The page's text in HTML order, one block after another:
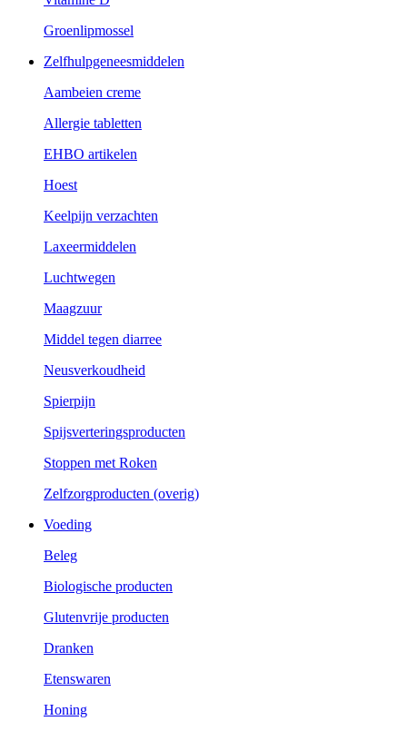
Groenlipmossel
Zelfhulpgeneesmiddelen
Aambeien creme
Allergie tabletten
EHBO artikelen
Hoest
Keelpijn verzachten
Laxeermiddelen
Luchtwegen
Maagzuur
Middel tegen diarree
Neusverkoudheid
Spierpijn
Spijsverteringsproducten
Stoppen met Roken
Zelfzorgproducten (overig)
Voeding
Beleg
Biologische producten
Glutenvrije producten
Dranken
Etenswaren
Honing